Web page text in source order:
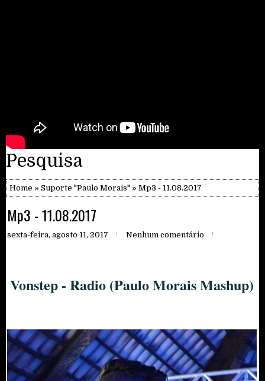
Pesquisa
Home » Suporte "Paulo Morais" » Mp3 - 11.08.2017
Mp3 - 11.08.2017
sexta-feira, agosto 11, 2017 Nenhum comentário
Vonstep - Radio (Paulo Morais Mashup)